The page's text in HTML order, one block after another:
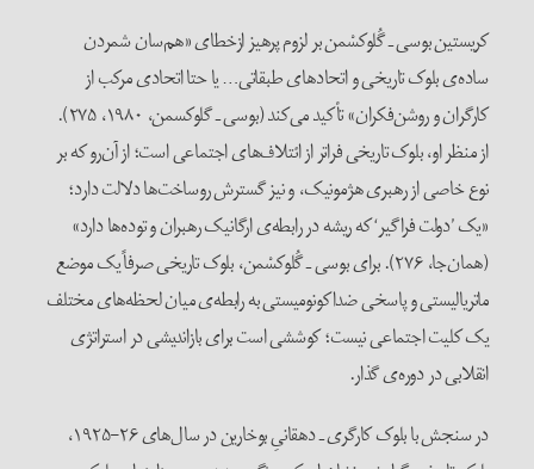
کریستین بوسی ـ گُلوکسْمن بر لزوم پرهیز ازخطای «هم‌سان شمردن
ساده‌ی بلوک تاریخی و اتحادهای طبقاتی… یا حتا اتحادی مرکب از
کارگران و روشن‌فکران» تأکید می‌کند (بوسی ـ گلوکسمن، ۱۹۸۰، ۲۷۵).
از منظر او، بلوک تاریخی فراتر از ائتلاف‌های اجتماعی است؛ از آن‌رو که بر
نوع خاصی از رهبری هژمونیک، و نیز گسترش روساخت‌ها دلالت دارد؛
«یک ’دولت فراگیر‘ که ریشه در رابطه‌ی ارگانیک رهبران و توده‌ها دارد»
(همان‌جا، ۲۷۶). برای بوسی ـ گُلوکسْمن، بلوک تاریخی صرفاً یک موضع
ماتریالیستی و پاسخی ضداکونومیستی به رابطه‌ی میان لحظه‌های مختلف
یک کلیت اجتماعی نیست؛ کوششی است برای بازاندیشی در استراتژی
انقلابی در دوره‌ی گذار.
در سنجش با بلوک کارگری ـ دهقانیِ بوخارین در سال‌های ۲۶-۱۹۲۵،